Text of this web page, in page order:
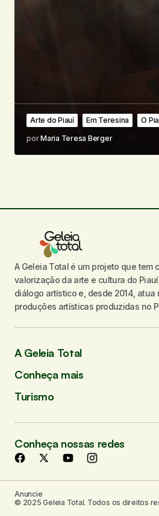
Arte do Piauí Em Teresina
O
porMaria Teresa Berger
A Geleia Total é um projeto que tem
valorização da arte e cultura do
diálogo artístico e, desde 2014,
produções artísticas produzidas no
A Geleia Total
Conheça mais
Turismo
Conheça nossas redes
Anuncie
© 2025 Geleia Total. Todos os direitos